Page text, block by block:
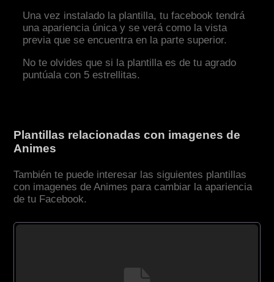
Una vez instalado la plantilla, tu facebook tendrá
una apariencia única y se verá como la vista
previa que se encuentra en la parte superior.
No te olvides que si la plantilla es de tu agrado
puntúala con 5 estrellitas.
Plantillas relacionadas con imagenes de
Animes
También te puede interesar las siguientes plantillas
con imagenes de Animes para cambiar la apariencia
de tu Facebook.